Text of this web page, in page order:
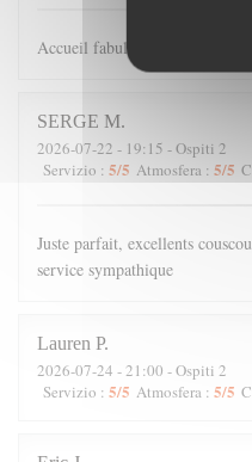
Accueil fabuleux et Cuisine à
SERGE M
2026-07-22 - 19:15 - Ospiti 2
Servizio : 5/5 Atmosfera : 5/5
Juste parfait, excellents
service sympathique
Lauren P
2026-07-24 - 21:00 - Ospiti 2
Servizio : 5/5 Atmosfera : 5/5